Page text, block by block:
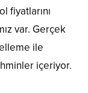
fiyatlarını
var. Gerçek
ile
içeriyor.